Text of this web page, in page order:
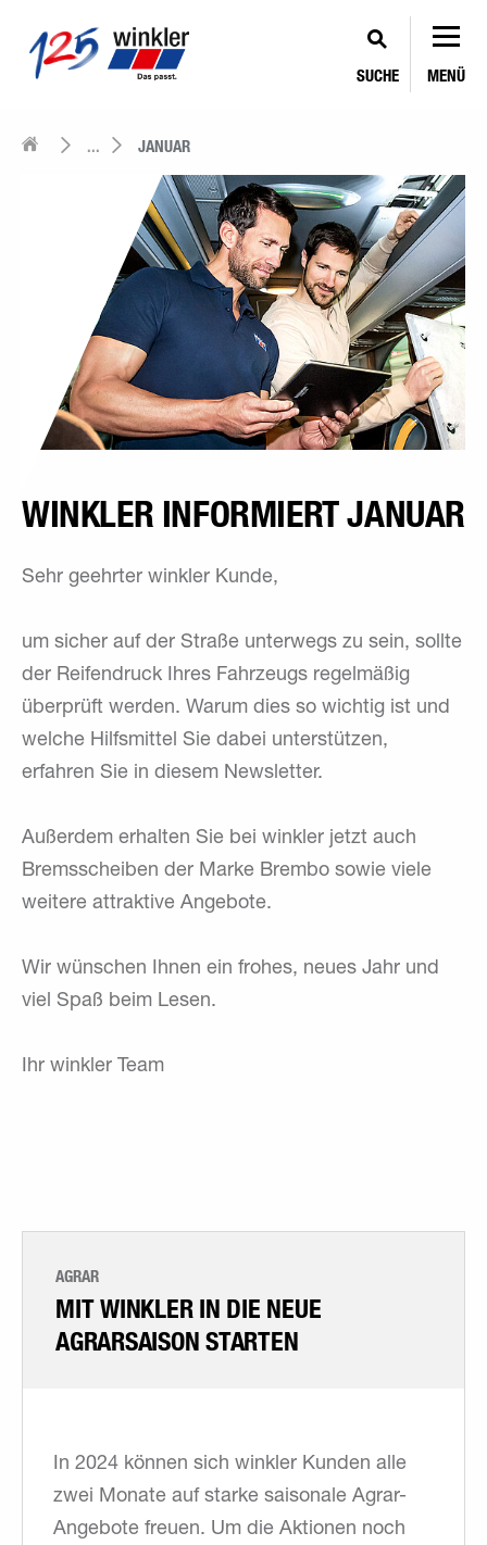
SUCHE MENÜ
... JANUAR
WINKLER INFORMIERT JANUAR
Sehr geehrter winkler Kunde,
um sicher auf der Straße unterwegs zu sein, sollte
der Reifendruck Ihres Fahrzeugs regelmäßig
überprüft werden. Warum dies so wichtig ist und
welche Hilfsmittel Sie dabei unterstützen,
erfahren Sie in diesem Newsletter.
Außerdem erhalten Sie bei winkler jetzt auch
Bremsscheiben der Marke Brembo sowie viele
weitere attraktive Angebote.
Wir wünschen Ihnen ein frohes, neues Jahr und
viel Spaß beim Lesen.
Ihr winkler Team
AGRAR
MIT WINKLER IN DIE NEUE
AGRARSAISON STARTEN
In 2024 können sich winkler Kunden alle
zwei Monate auf starke saisonale Agrar-
Angebote freuen. Um die Aktionen noch